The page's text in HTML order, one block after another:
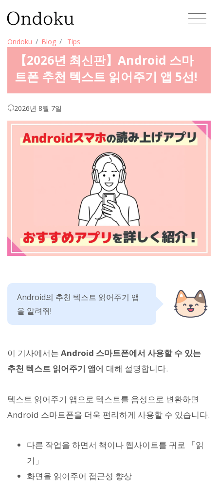
Ondoku Blog Tips
【2026년 최신판】Android 스마
트폰 추천 텍스트 읽어주기 앱 5선!
2026년 8월 7일
Android의 추천 텍스트 읽어주기 앱
을 알려줘!
이 기사에서는 Android 스마트폰에서 사용할 수 있는
추천 텍스트 읽어주기 앱에 대해 설명합니다.
텍스트 읽어주기 앱으로 텍스트를 음성으로 변환하면
Android 스마트폰을 더욱 편리하게 사용할 수 있습니다.
다른 작업을 하면서 책이나 웹사이트를 귀로 「읽
기」
화면을 읽어주어 접근성 향상